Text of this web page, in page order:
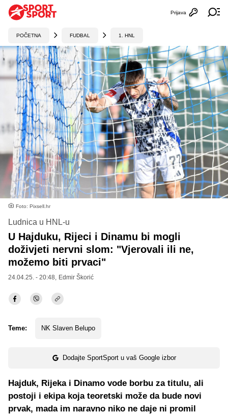
Otvori
Prijava
POČETNA FUDBAL 1. HNL
Foto: Pixsell.hr
Ludnica u HNL-u
U Hajduku, Rijeci i Dinamu bi mogli
doživjeti nervni slom: "Vjerovali ili ne,
možemo biti prvaci"
24.04.25. - 20:48, Edmir Škorić
Teme: NK Slaven Belupo
Dodajte SportSport u vaš Google izbor
Hajduk, Rijeka i Dinamo vode borbu za titulu, ali
postoji i ekipa koja teoretski može da bude novi
prvak, mada im naravno niko ne daje ni promil